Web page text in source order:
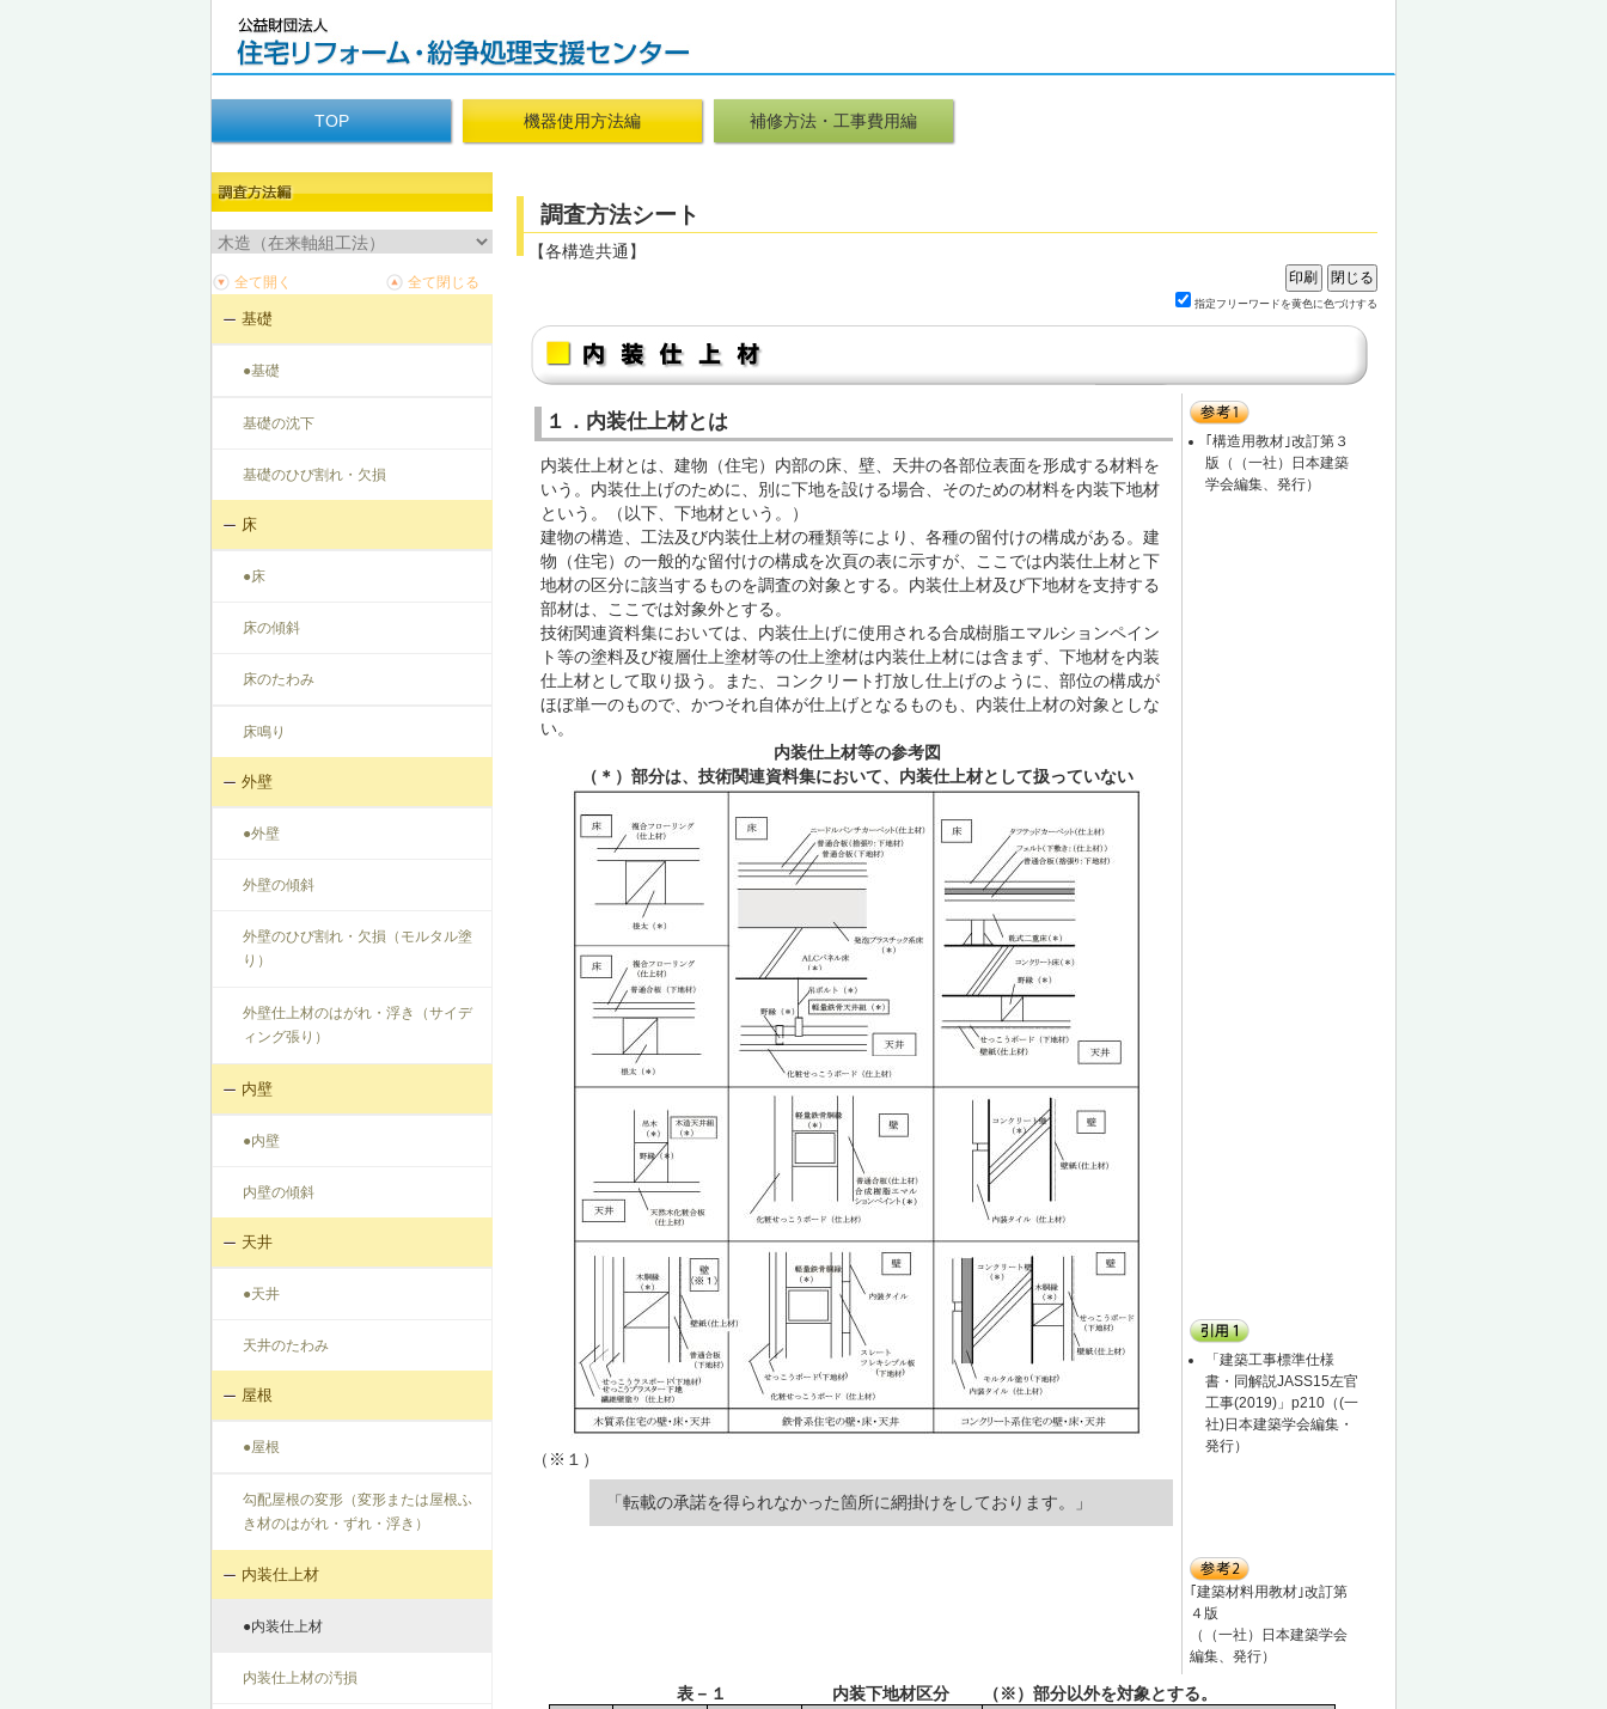
TOP 機器使用方法編 補修方法・工事費用編
基礎
●基礎
基礎の沈下
基礎のひび割れ・欠損
床
●床
床の傾斜
床のたわみ
床鳴り
外壁
●外壁
外壁の傾斜
外壁のひび割れ・欠損（モルタル塗
り）
外壁仕上材のはがれ・浮き（サイデ
ィング張り）
内壁
●内壁
内壁の傾斜
天井
●天井
天井のたわみ
屋根
●屋根
勾配屋根の変形（変形または屋根ふ
き材のはがれ・ずれ・浮き）
内装仕上材
●内装仕上材
内装仕上材の汚損
調査方法シート
【各構造共通】
指定フリーワードを黄色に色づけする
１．内装仕上材とは
内装仕上材とは、建物（住宅）内部の床、壁、天井の各部位表面を形成する材料を
いう。内装仕上げのために、別に下地を設ける場合、そのための材料を内装下地材
という。（以下、下地材という。）
建物の構造、工法及び内装仕上材の種類等により、各種の留付けの構成がある。建
物（住宅）の一般的な留付けの構成を次頁の表に示すが、ここでは内装仕上材と下
地材の区分に該当するものを調査の対象とする。内装仕上材及び下地材を支持する
部材は、ここでは対象外とする。
技術関連資料集においては、内装仕上げに使用される合成樹脂エマルションペイン
ト等の塗料及び複層仕上塗材等の仕上塗材は内装仕上材には含まず、下地材を内装
仕上材として取り扱う。また、コンクリート打放し仕上げのように、部位の構成が
ほぼ単一のもので、かつそれ自体が仕上げとなるものも、内装仕上材の対象としな
い。
内装仕上材等の参考図
（＊）部分は、技術関連資料集において、内装仕上材として扱っていない
（※１）
「転載の承諾を得られなかった箇所に網掛けをしております。」
｢構造用教材｣改訂第３
版（（一社）日本建築
学会編集、発行）
「建築工事標準仕様
書・同解説JASS15左官
工事(2019)」p210（(一
社)日本建築学会編集・
発行）
｢建築材料用教材｣改訂第
４版
（（一社）日本建築学会
編集、発行）
表－１ 内装下地材区分 （※）部分以外を対象とする。